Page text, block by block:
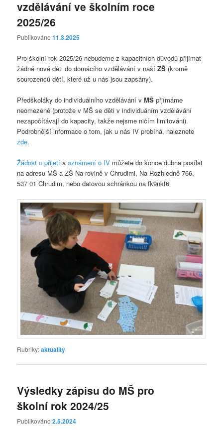
vzdělávání ve školním roce
2025/26
Publikováno11.3.2025
Pro školní rok 2025/26 nebudeme z kapacitních důvodů přijímat
žádné nové děti do domácího vzdělávání v našíZŠ (kromě
sourozenců dětí, které už u nás jsou zapsány).
Předškoláky do individuálního vzdělávání vMŠ přjímáme
neomezeně (protože v MŠ se děti v individuáním vzdělávání
nezapočítávají do kapacity, takže nejsme ničím limitováni).
Podrobnější informace o tom, jak u nás IV probíhá, naleznete
zde.
Žádost o přijetí aoznámení o IV můžete do konce dubna posílat
na adresu MŠ a ZŠ Na rovině v Chrudimi, Na Rozhledně 766,
537 01 Chrudim, nebo datovou schránkou na fk9nkf6
Rubriky:aktuality
Výsledky zápisu do MŠ pro
školní rok 2024/25
Publikováno2.5.2024